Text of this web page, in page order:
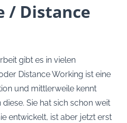
/ Distance
gibt es in vielen
Distance Working ist eine
und mittlerweile kennt
Sie hat sich schon weit
entwickelt, ist aber jetzt erst